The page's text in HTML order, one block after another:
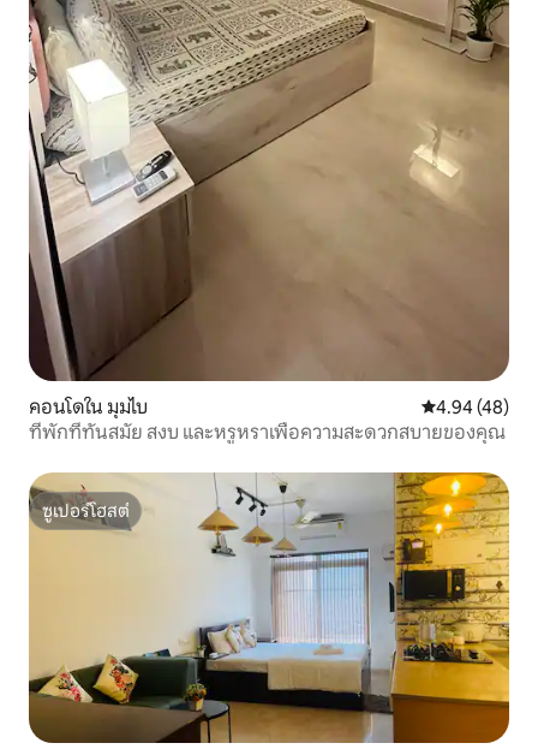
คอนโดใน มุมไบ คะแนนเฉลี่ย
4.94 (48)
ที่พักที่ทันสมัย สงบ และหรูหราเพื่อความสะดวกสบายของคุณ
ซูเปอร์โฮสต์
ซูเปอร์โฮสต์